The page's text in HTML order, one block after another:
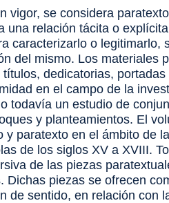
vigor, se considera
una relación tácita o
caracterizarlo o legitimarlo,
del mismo. Los materiales
dedicatorias,
en el campo de la
todavía un estudio de
y planteamientos. El
y paratexto en el ámbito de
de los siglos XV a XVIII.
de las piezas
Dichas piezas se ofrecen
de sentido, en relación con